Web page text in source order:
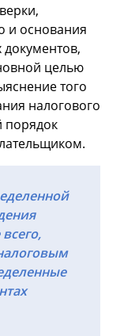
и основания
целью
того
налогового
порядок